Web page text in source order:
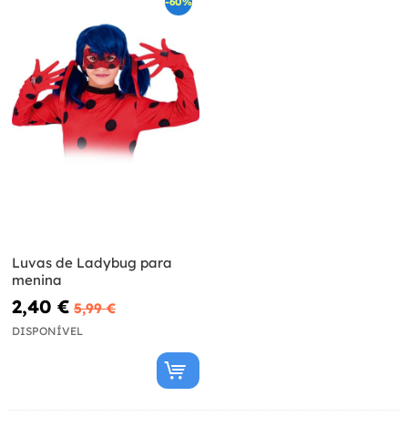
Luvas de Ladybug para
menina
2,40 € 5,99 €
DISPONÍVEL